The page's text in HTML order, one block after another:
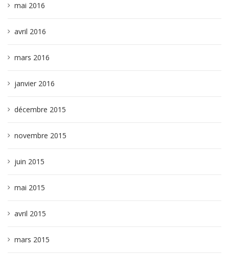
mai 2016
avril 2016
mars 2016
janvier 2016
décembre 2015
novembre 2015
juin 2015
mai 2015
avril 2015
mars 2015